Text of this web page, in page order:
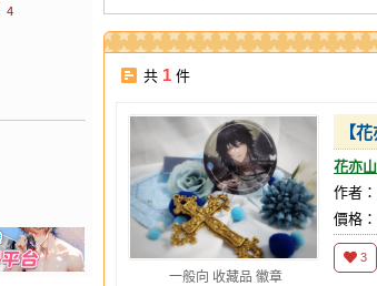
4
共 1 件
一般向 收藏品 徽章
【
花亦
作者：
價格
3